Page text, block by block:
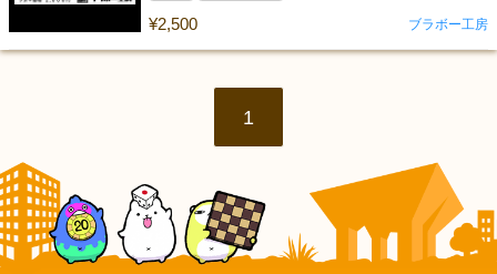
¥2,500 ブラボー工房
1